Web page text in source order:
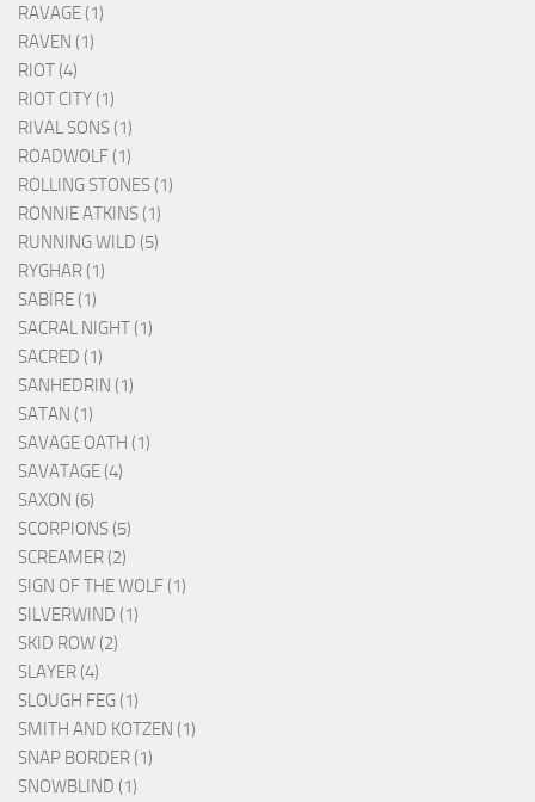
RAVAGE (1)
RAVEN (1)
RIOT (4)
RIOT CITY (1)
RIVAL SONS (1)
ROADWOLF (1)
ROLLING STONES (1)
RONNIE ATKINS (1)
RUNNING WILD (5)
RYGHAR (1)
SABÏRE (1)
SACRAL NIGHT (1)
SACRED (1)
SANHEDRIN (1)
SATAN (1)
SAVAGE OATH (1)
SAVATAGE (4)
SAXON (6)
SCORPIONS (5)
SCREAMER (2)
SIGN OF THE WOLF (1)
SILVERWIND (1)
SKID ROW (2)
SLAYER (4)
SLOUGH FEG (1)
SMITH AND KOTZEN (1)
SNAP BORDER (1)
SNOWBLIND (1)